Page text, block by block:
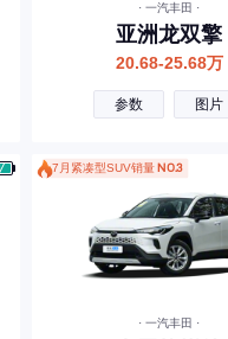
· 一汽丰田 ·
亚洲龙双擎
20.68-25.68万
参数 图片
· 一汽丰田 ·
7月紧凑型SUV销量NO.3